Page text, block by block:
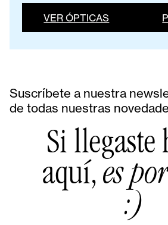
VER ÓPTICAS
Suscríbete a nuestra
de todas nuestras
Si llegaste
aquí, es
:)